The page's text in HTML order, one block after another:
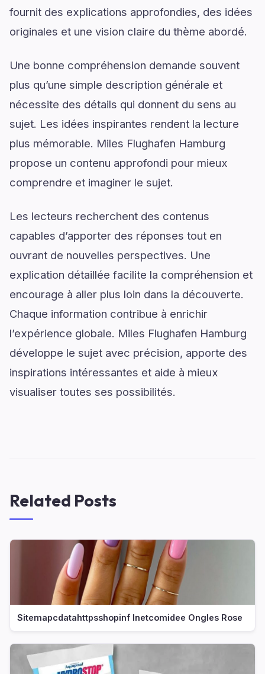
fournit des explications approfondies, des idées
originales et une vision claire du thème abordé.
Une bonne compréhension demande souvent
plus qu’une simple description générale et
nécessite des détails qui donnent du sens au
sujet. Les idées inspirantes rendent la lecture
plus mémorable. Miles Flughafen Hamburg
propose un contenu approfondi pour mieux
comprendre et imaginer le sujet.
Les lecteurs recherchent des contenus
capables d’apporter des réponses tout en
ouvrant de nouvelles perspectives. Une
explication détaillée facilite la compréhension et
encourage à aller plus loin dans la découverte.
Chaque information contribue à enrichir
l’expérience globale. Miles Flughafen Hamburg
développe le sujet avec précision, apporte des
inspirations intéressantes et aide à mieux
visualiser toutes ses possibilités.
Related Posts
Sitemapcdatahttpsshopinf Inetcomidee Ongles Rose